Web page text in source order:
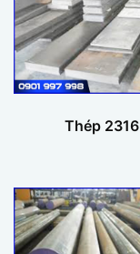
Thép 2316